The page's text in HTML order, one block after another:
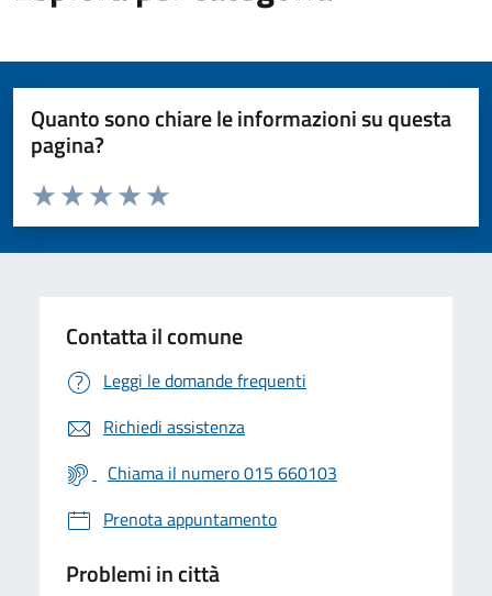
Quanto sono chiare le informazioni su questa
pagina?
Valuta da 1 a 5 stelle la pagina
Valuta 5 stelle su 5
Valuta 4 stelle su 5
Valuta 3 stelle su 5
Valuta 2 stelle su 5
Valuta 1 stelle su 5
Contatta il comune
Leggi le domande frequenti
Richiedi assistenza
Chiama il numero 015 660103
Prenota appuntamento
Problemi in città